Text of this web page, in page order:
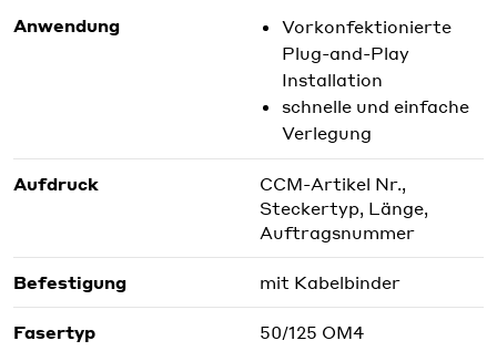
Anwendung
Vorkonfektionierte
Plug-and-Play
Installation
schnelle und einfache
Verlegung
Aufdruck
CCM-Artikel Nr.,
Steckertyp, Länge,
Auftragsnummer
Befestigung mit Kabelbinder
Fasertyp 50/125 OM4